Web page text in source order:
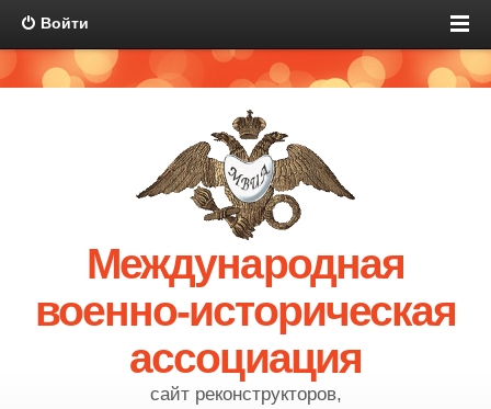
Войти
Международная
военно-историческая
ассоциация
сайт реконструкторов,